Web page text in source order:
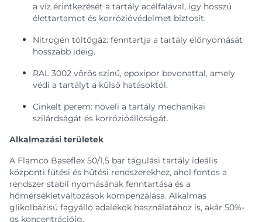
a víz érintkezését a tartály acélfalával, így hosszú
élettartamot és korrózióvédelmet biztosít.
Nitrogén töltőgáz: fenntartja a tartály előnyomását
hosszabb ideig.
RAL 3002 vörös színű, epoxipor bevonattal, amely
védi a tartályt a külső hatásoktól.
Cinkelt perem: növeli a tartály mechanikai
szilárdságát és korrózióállóságát.
Alkalmazási területek
A Flamco Baseflex 50/1,5 bar tágulási tartály ideális
központi fűtési és hűtési rendszerekhez, ahol fontos a
rendszer stabil nyomásának fenntartása és a
hőmérsékletváltozások kompenzálása. Alkalmas
glikolbázisú fagyálló adalékok használatához is, akár 50%-
os koncentrációig.